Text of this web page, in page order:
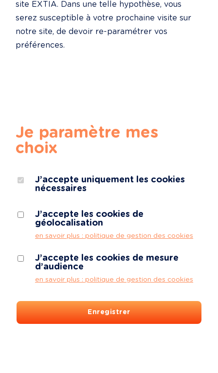
site EXTIA. Dans une telle hypothèse, vous
serez susceptible à votre prochaine visite sur
notre site, de devoir re-paramétrer vos
préférences.
Je paramètre mes
choix
J’accepte uniquement les cookies
nécessaires
J’accepte les cookies de
géolocalisation
en savoir plus : politique de gestion des cookies
J’accepte les cookies de mesure
d’audience
en savoir plus : politique de gestion des cookies
Enregistrer